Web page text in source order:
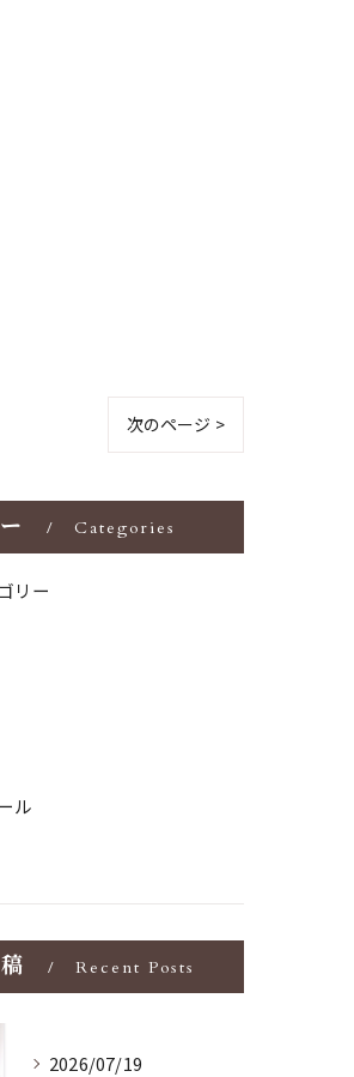
次のページ >
Categories
リー
ル
Recent Posts
2026/07/19